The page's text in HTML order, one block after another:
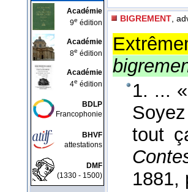
Académie
9e édition
Académie
8e édition
Académie
4e édition
BDLP
Francophonie
BHVF
attestations
DMF
(1330 - 1500)
BIGREMENT ,
1. ...
tout
1881,